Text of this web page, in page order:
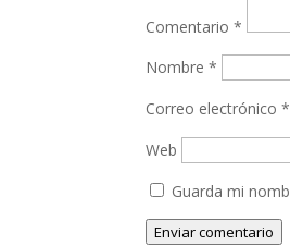
Comentario*
Nombre*
Correo electrónico*
Web
Guarda mi
Enviar comentario